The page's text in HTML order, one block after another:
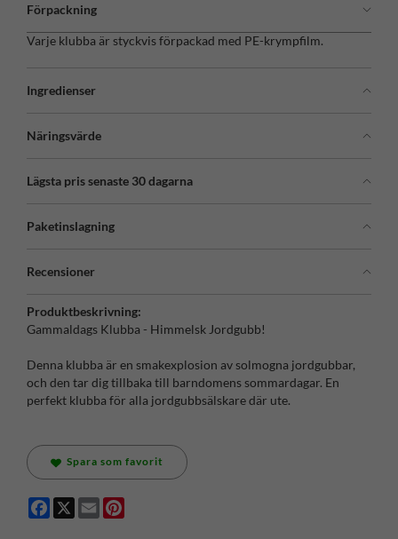
Förpackning
Ingredienser
Näringsvärde
Lägsta pris senaste 30 dagarna
Paketinslagning
Recensioner
Varje klubba är styckvis förpackad med PE-krympfilm.
Produktbeskrivning:
Gammaldags Klubba - Himmelsk Jordgubb!
Denna klubba är en smakexplosion av solmogna jordgubbar,
och den tar dig tillbaka till barndomens sommardagar. En
perfekt klubba för alla jordgubbsälskare där ute.
Spara som favorit
Facebook
X Email